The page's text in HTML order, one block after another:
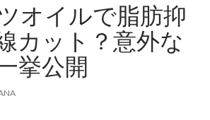
オイルで脂肪抑
カット？意外な
挙公開